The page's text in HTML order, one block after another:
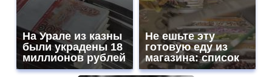
На Урале из казны
были украдены 18
миллионов рублей
Не ешьте эту
готовую еду из
магазина: список